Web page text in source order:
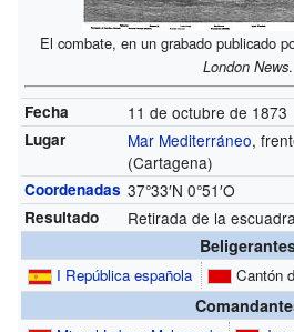
El combate, en un grabado publicado
London News.
Fecha 11 de octubre de 1873
Lugar Mar Mediterráneo,
(Cartagena)
Coordenadas 37°33′N 0°51′O
Resultado
Retirada de la
I República española Cantón